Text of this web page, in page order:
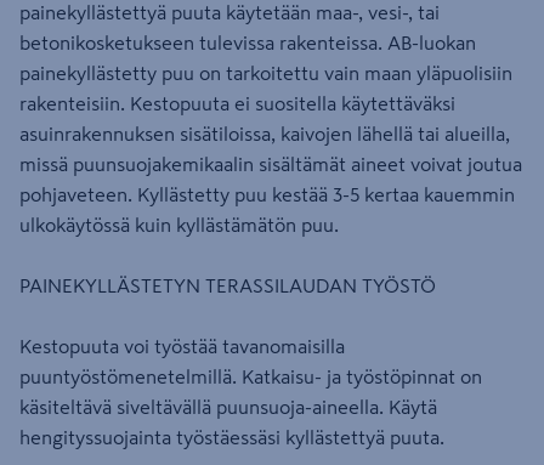
painekyllästettyä puuta käytetään maa-, vesi-, tai
betonikosketukseen tulevissa rakenteissa. AB-luokan
painekyllästetty puu on tarkoitettu vain maan yläpuolisiin
rakenteisiin. Kestopuuta ei suositella käytettäväksi
asuinrakennuksen sisätiloissa, kaivojen lähellä tai alueilla,
missä puunsuojakemikaalin sisältämät aineet voivat joutua
pohjaveteen. Kyllästetty puu kestää 3-5 kertaa kauemmin
ulkokäytössä kuin kyllästämätön puu.
PAINEKYLLÄSTETYN TERASSILAUDAN TYÖSTÖ
Kestopuuta voi työstää tavanomaisilla
puuntyöstömenetelmillä. Katkaisu- ja työstöpinnat on
käsiteltävä siveltävällä puunsuoja-aineella. Käytä
hengityssuojainta työstäessäsi kyllästettyä puuta.